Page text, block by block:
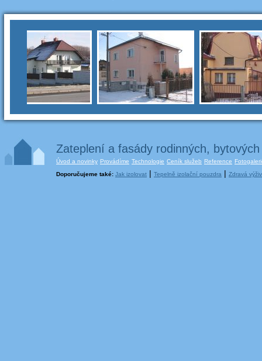
Zateplení a fasády rodinných,
Úvod a novinky Provádíme Technologie Ceník služeb Reference
Doporučujeme také: Jak izolovat | Tepelně izolační pouzdra | Zdravá